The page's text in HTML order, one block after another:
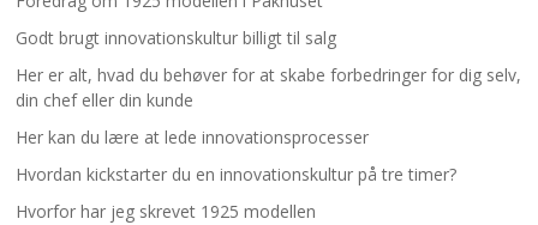
Godt brugt innovationskultur billigt til salg
Her er alt, hvad du behøver for at skabe forbedringer for dig selv,
din chef eller din kunde
Her kan du lære at lede innovationsprocesser
Hvordan kickstarter du en innovationskultur på tre timer?
Hvorfor har jeg skrevet 1925 modellen